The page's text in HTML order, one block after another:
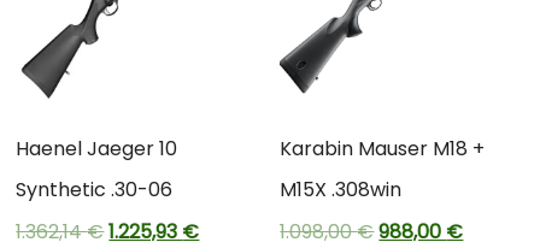
Haenel Jaeger 10
Synthetic .30-06
1.362,14€1.225,93 €
Karabin Mauser M18 +
M15X .308win
1.098,00€988,00 €